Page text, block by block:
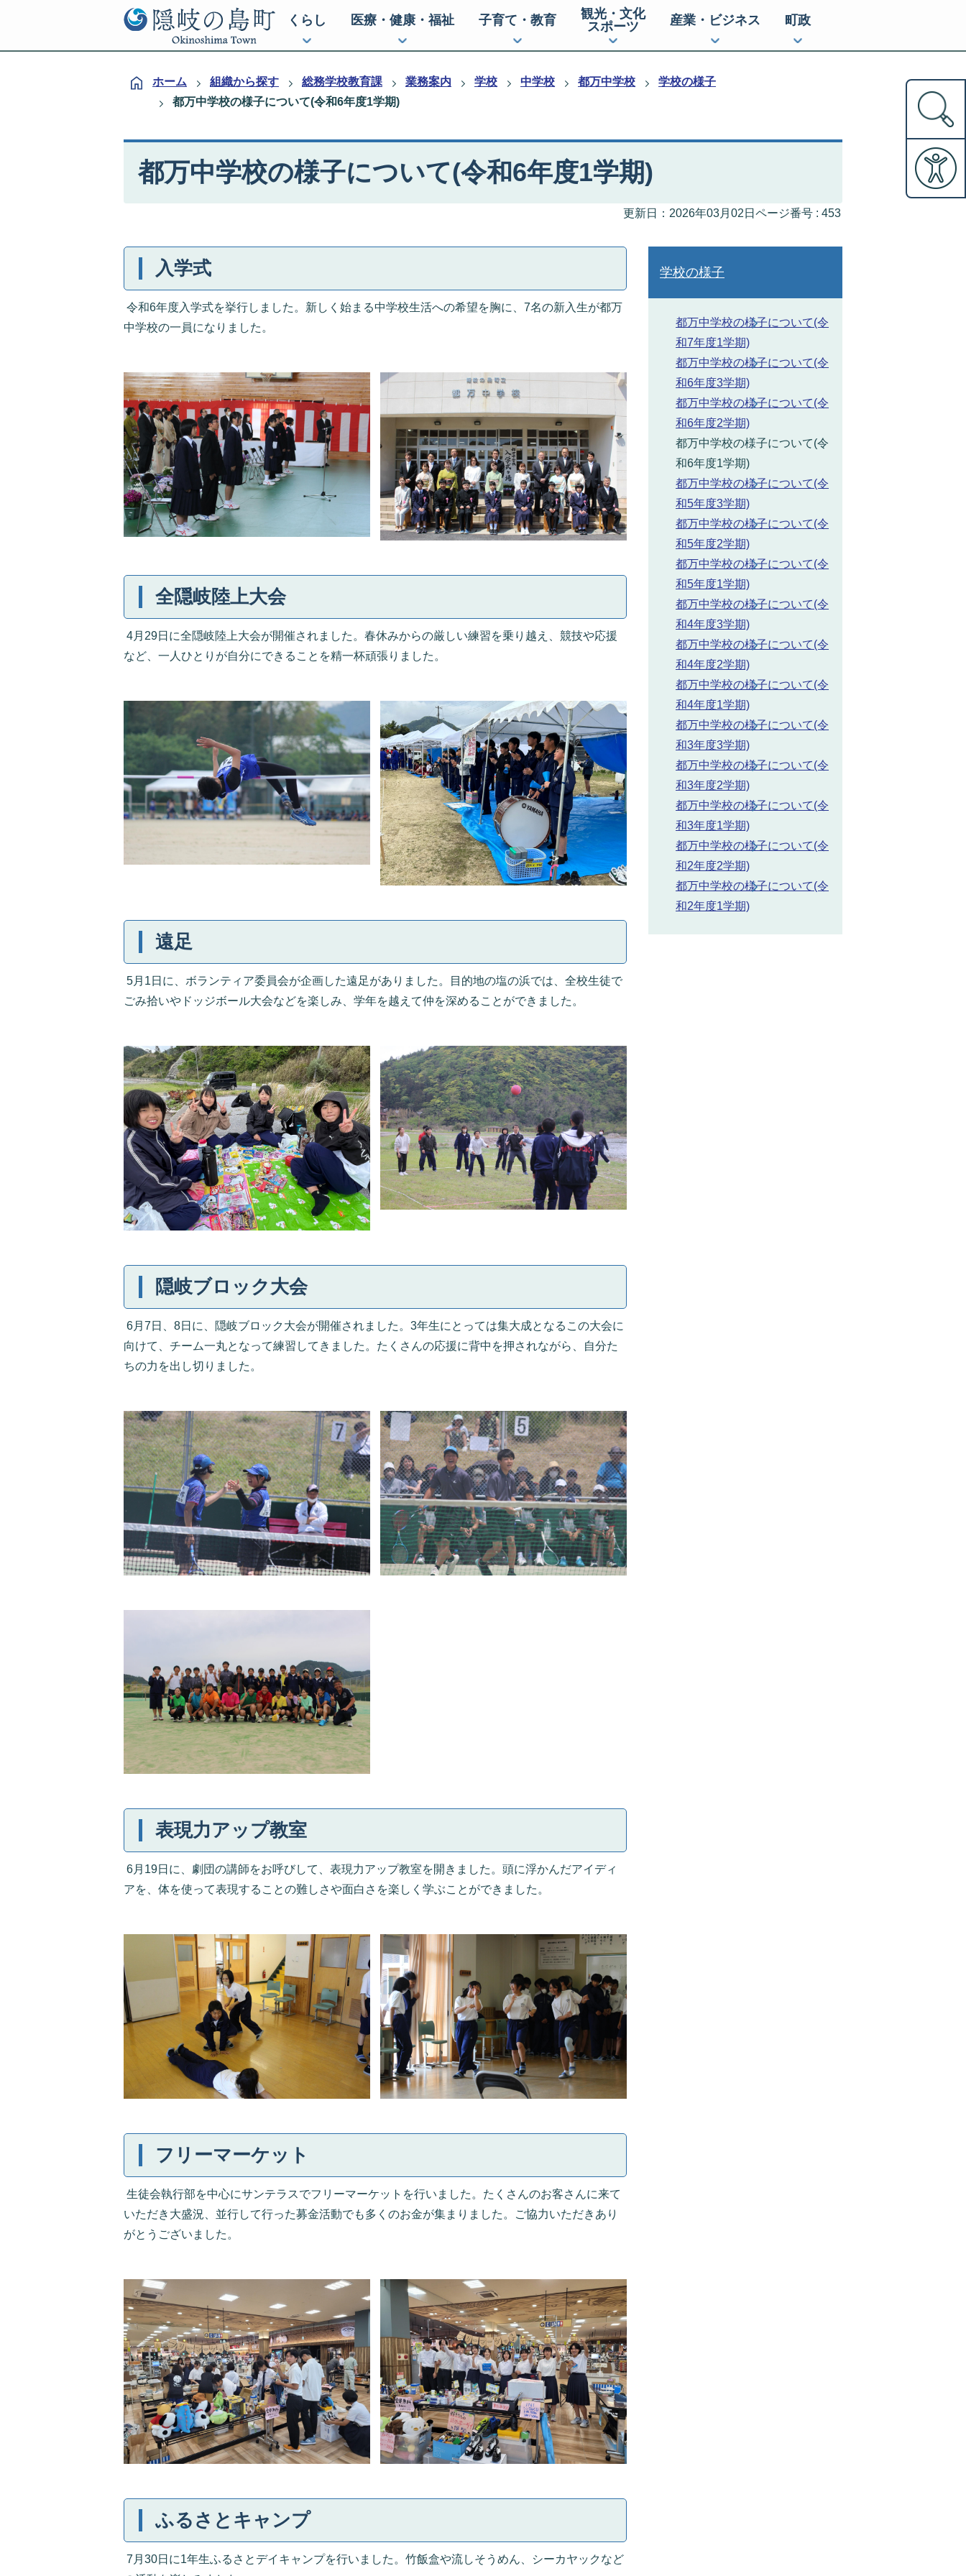
くらし 医療・健康・福祉 子育て・教育
観光・文化
スポーツ
産業・ビジネス 町政
ホーム 組織から探す 総務学校教育課 業務案内 学校 中学校 都万中学校
学校の様子
都万中学校の様子について(令和6年度1学期)
都万中学校の様子について(令和6年度1学期)
更新日：2026年03月02日 ページ番号 : 453
入学式
令和6年度入学式を挙行しました。新しく始まる中学校生活への希望を胸に、7名の新入生が都万
中学校の一員になりました。
全隠岐陸上大会
4月29日に全隠岐陸上大会が開催されました。春休みからの厳しい練習を乗り越え、競技や応援
など、一人ひとりが自分にできることを精一杯頑張りました。
遠足
5月1日に、ボランティア委員会が企画した遠足がありました。目的地の塩の浜では、全校生徒で
ごみ拾いやドッジボール大会などを楽しみ、学年を越えて仲を深めることができました。
隠岐ブロック大会
6月7日、8日に、隠岐ブロック大会が開催されました。3年生にとっては集大成となるこの大会に
向けて、チーム一丸となって練習してきました。たくさんの応援に背中を押されながら、自分た
ちの力を出し切りました。
表現力アップ教室
6月19日に、劇団の講師をお呼びして、表現力アップ教室を開きました。頭に浮かんだアイディ
アを、体を使って表現することの難しさや面白さを楽しく学ぶことができました。
フリーマーケット
生徒会執行部を中心にサンテラスでフリーマーケットを行いました。たくさんのお客さんに来て
いただき大盛況、並行して行った募金活動でも多くのお金が集まりました。ご協力いただきあり
がとうございました。
ふるさとキャンプ
7月30日に1年生ふるさとデイキャンプを行いました。竹飯盒や流しそうめん、シーカヤックなど
学校の様子
都万中学校の様子について(令
和7年度1学期)
都万中学校の様子について(令
和6年度3学期)
都万中学校の様子について(令
和6年度2学期)
都万中学校の様子について(令
和6年度1学期)
都万中学校の様子について(令
和5年度3学期)
都万中学校の様子について(令
和5年度2学期)
都万中学校の様子について(令
和5年度1学期)
都万中学校の様子について(令
和4年度3学期)
都万中学校の様子について(令
和4年度2学期)
都万中学校の様子について(令
和4年度1学期)
都万中学校の様子について(令
和3年度3学期)
都万中学校の様子について(令
和3年度2学期)
都万中学校の様子について(令
和3年度1学期)
都万中学校の様子について(令
和2年度2学期)
都万中学校の様子について(令
和2年度1学期)